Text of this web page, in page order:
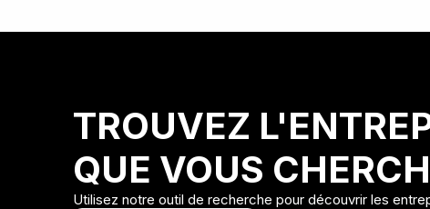
TROUVEZ
QUE VOUS
Utilisez notre outil de recherche pour découvrir les